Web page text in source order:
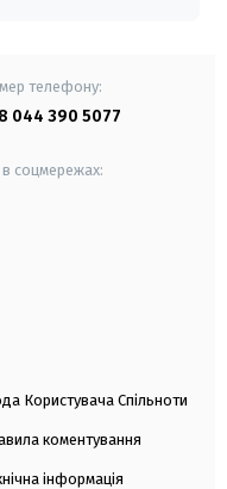
телефону:
044 390 5077
соцмережах:
Користувача Спільноти
коментування
інформація